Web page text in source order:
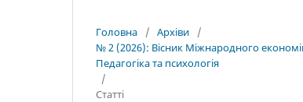
Головна / Архіви
/
№ 2 (2026): Вісник Міжнародного
Педагогіка та психологія
/
Статті